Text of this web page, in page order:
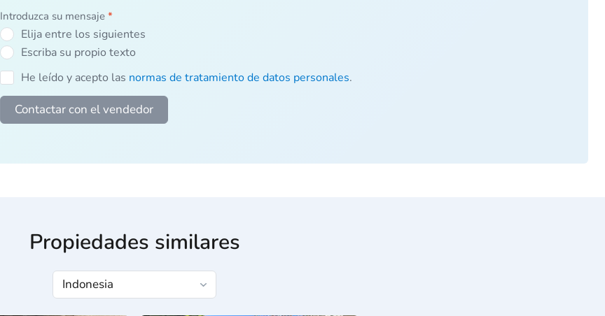
Introduzca su mensaje *
Elija entre los siguientes
Escriba su propio texto
He leído y acepto las normas de tratamiento de datos personales.
Contactar con el vendedor
Propiedades similares